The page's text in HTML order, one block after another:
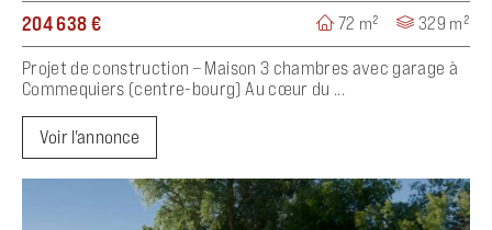
204 638 € 72 m² 329 m²
Projet de construction – Maison 3 chambres avec garage à
Commequiers (centre-bourg) Au cœur du ...
Voir l'annonce